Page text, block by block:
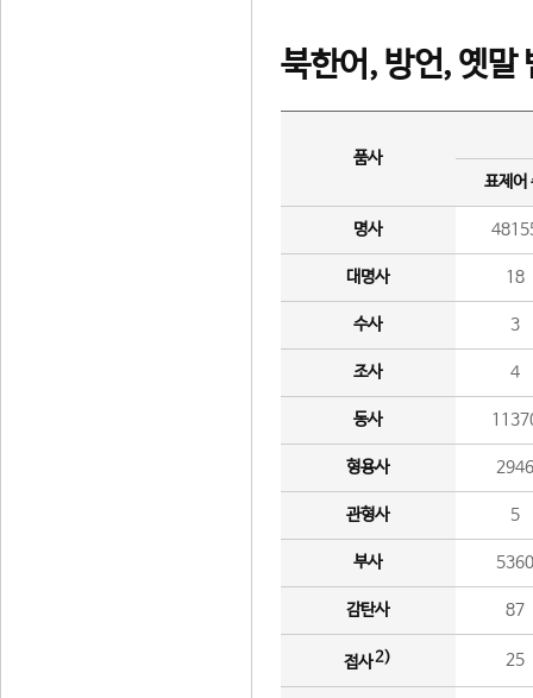
북한어, 방언, 옛말
품사
표제어
명사
대명사 18
수사 3
조사 4
동사
형용사 2946
관형사 5
부사 5360
감탄사 87
접사2) 25